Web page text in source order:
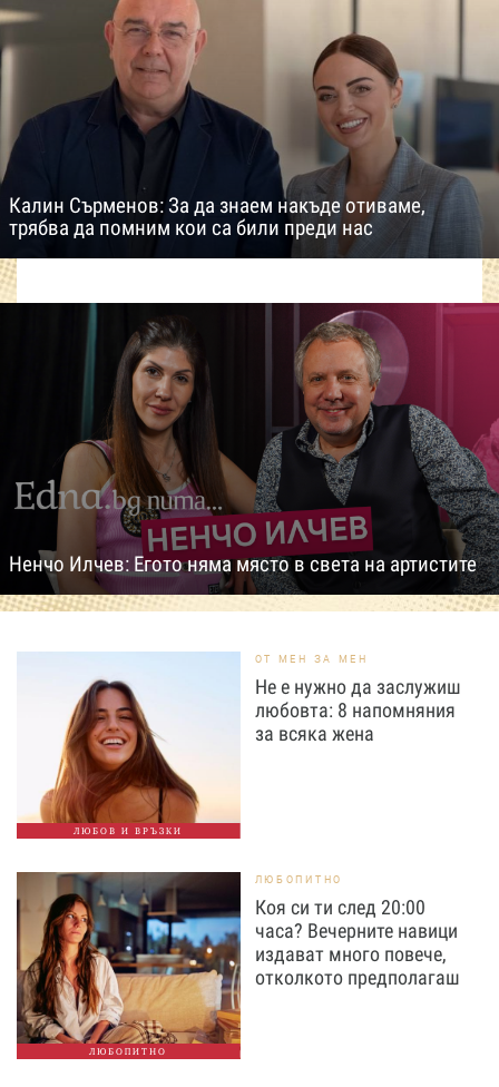
Калин Сърменов: За да знаем накъде отиваме,
трябва да помним кои са били преди нас
Ненчо Илчев: Егото няма място в света на артистите
ЛЮБОВ И ВРЪЗКИ
ОТ МЕН ЗА МЕН
Не е нужно да заслужиш
любовта: 8 напомняния
за всяка жена
ЛЮБОПИТНО
ЛЮБОПИТНО
Коя си ти след 20:00
часа? Вечерните навици
издават много повече,
отколкото предполагаш